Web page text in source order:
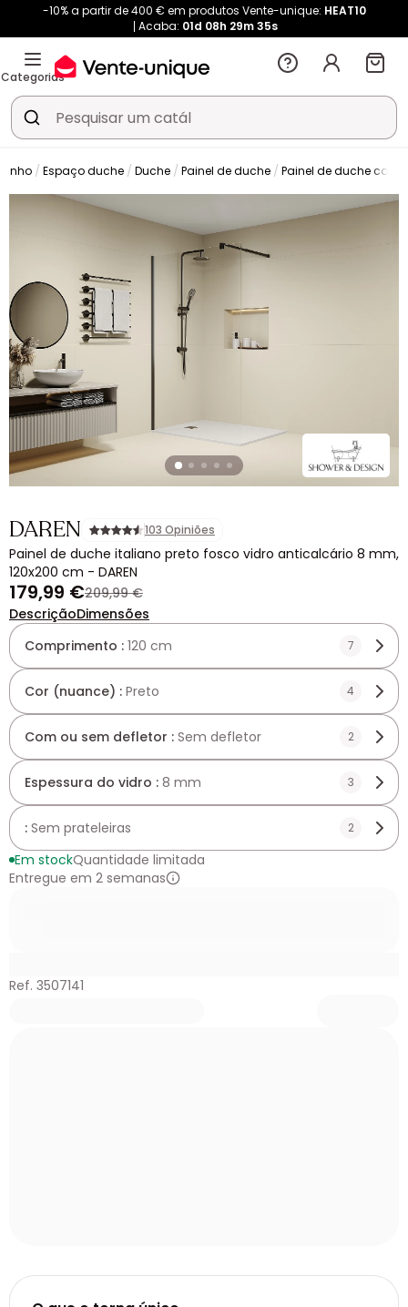
-10% a partir de 400 € em produtos Vente-unique: HEAT10
Acaba: 01d 08h 29m35s
Categorias
Espaço duche Duche Painel de duche Painel de duche com
DAREN 103 Opiniões
Painel de duche italiano preto fosco vidro anticalcário 8 mm,
120x200 cm - DAREN
179,99 €209,99 €
DescriçãoDimensões
Comprimento : 120 cm 7
Cor (nuance) : Preto 4
Com ou sem defletor : Sem defletor 2
Espessura do vidro : 8 mm 3
: Sem prateleiras 2
Em stockQuantidade limitada
Entregue em 2 semanas
Ref. 3507141